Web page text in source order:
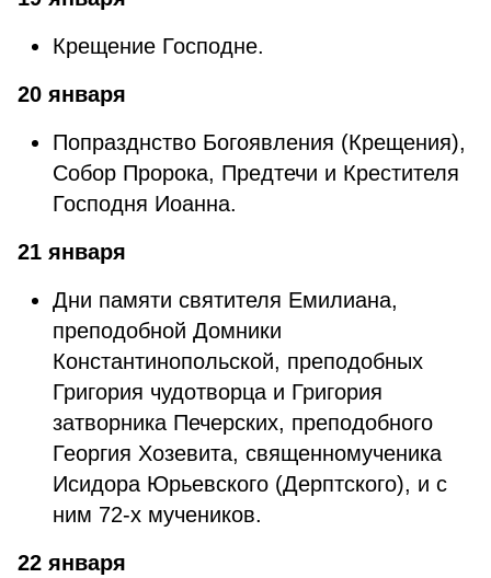
Крещение Господне.
20 января
Попразднство Богоявления (Крещения),
Собор Пророка, Предтечи и Крестителя
Господня Иоанна.
21 января
Дни памяти святителя Емилиана,
преподобной Домники
Константинопольской, преподобных
Григория чудотворца и Григория
затворника Печерских, преподобного
Георгия Хозевита, священномученика
Исидора Юрьевского (Дерптского), и с
ним 72-х мучеников.
22 января